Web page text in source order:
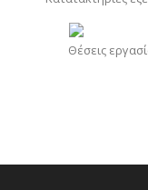
Θέσεις